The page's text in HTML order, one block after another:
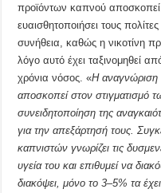
προϊόντων καπνού
ευαισθητοποιήσει τους
συνήθεια, καθώς η νικοτίνη
λόγο αυτό έχει ταξινομηθεί
χρόνια νόσος. «Η αναγνώριση
αποσκοπεί στον στιγματισμό
συνειδητοποίηση της
για την απεξάρτησή τους.
καπνιστών γνωρίζει τις
υγεία του και επιθυμεί να
διακόψει, μόνο το 3–5% τα